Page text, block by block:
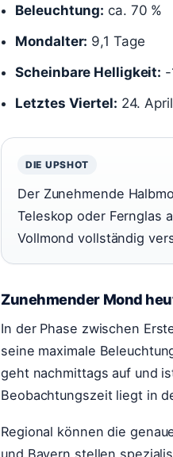
Beleuchtung: ca. 70 %
Mondalter: 9,1 Tage
Scheinbare Helligkeit: -
Letztes Viertel: 24.
DIE UPSHOT
Der Zunehmende
Teleskop oder Fernglas
Vollmond vollständig
Zunehmender Mond
In der Phase zwischen
seine maximale
geht nachmittags auf und
Beobachtungszeit liegt in
Regional können die
und Bayern stellen